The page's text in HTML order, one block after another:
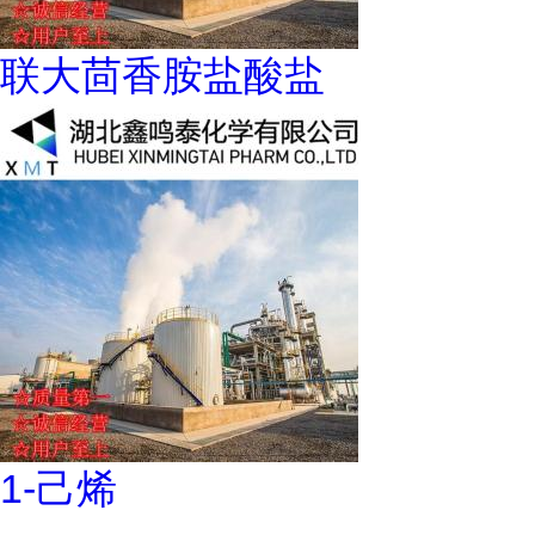
联大茴香胺盐酸盐
1-己烯